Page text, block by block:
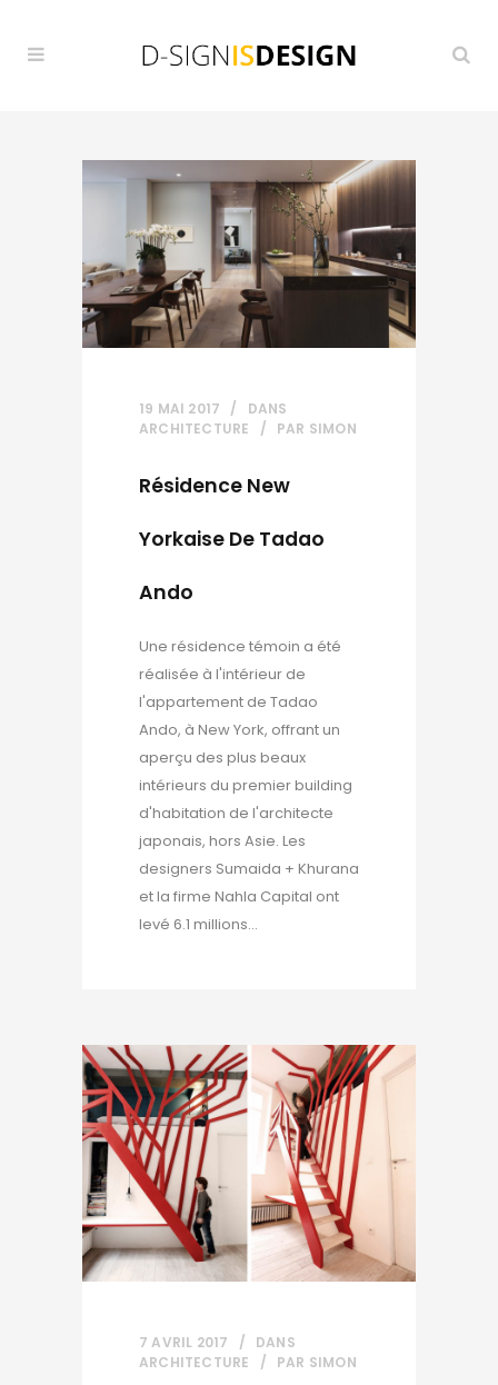
19 MAI 2017
DANS
ARCHITECTURE
PAR SIMON
Résidence New
Yorkaise De Tadao
Ando
Une résidence témoin a été
réalisée à l'intérieur de
l'appartement de Tadao
Ando, à New York, offrant un
aperçu des plus beaux
intérieurs du premier building
d'habitation de l'architecte
japonais, hors Asie. Les
designers Sumaida + Khurana
et la firme Nahla Capital ont
levé 6.1 millions...
7 AVRIL 2017
DANS
ARCHITECTURE
PAR SIMON